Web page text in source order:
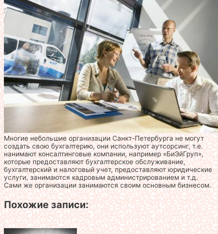
Многие небольшие организации Санкт-Петербурга не могут
создать свою бухгалтерию, они используют аутсорсинг, т.е.
нанимают консалтинговые компании, например «БиЭйГруп»,
которые предоставляют бухгалтерское обслуживание,
бухгалтерский и налоговый учет, предоставляют юридические
услуги, занимаются кадровым администрированием и т.д.
Сами же организации занимаются своим основным бизнесом.
Похожие записи: